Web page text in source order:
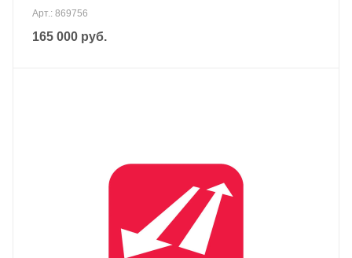
Арт.: 869756
165 000 руб.